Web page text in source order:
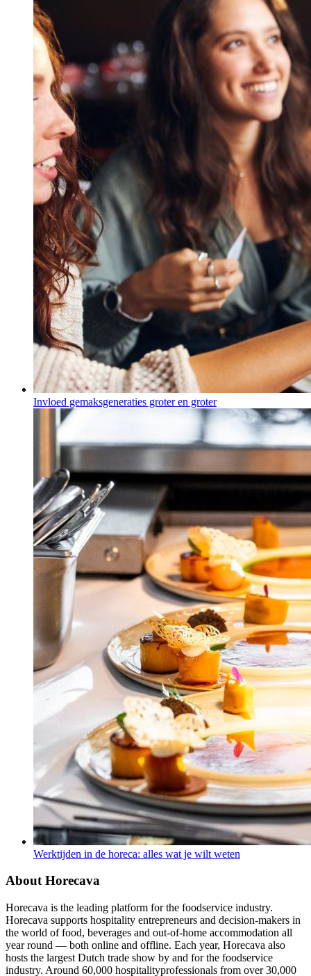
Invloed gemaksgeneraties groter en groter
Werktijden in de horeca: alles wat je wilt weten
About Horecava
Horecava is the leading platform for the foodservice industry.
Horecava supports hospitality entrepreneurs and decision-makers in
the world of food, beverages and out-of-home accommodation all
year round — both online and offline. Each year, Horecava also
hosts the largest Dutch trade show by and for the foodservice
industry. Around 60,000 hospitalityprofessionals from over 30,000